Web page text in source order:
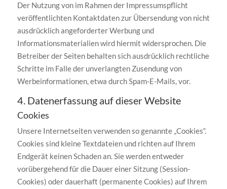
Der Nutzung von im Rahmen der Impressumspflicht
veröffentlichten Kontaktdaten zur Übersendung von nicht
ausdrücklich angeforderter Werbung und
Informationsmaterialien wird hiermit widersprochen. Die
Betreiber der Seiten behalten sich ausdrücklich rechtliche
Schritte im Falle der unverlangten Zusendung von
Werbeinformationen, etwa durch Spam-E-Mails, vor.
4. Datenerfassung auf dieser Website
Cookies
Unsere Internetseiten verwenden so genannte „Cookies“.
Cookies sind kleine Textdateien und richten auf Ihrem
Endgerät keinen Schaden an. Sie werden entweder
vorübergehend für die Dauer einer Sitzung (Session-
Cookies) oder dauerhaft (permanente Cookies) auf Ihrem